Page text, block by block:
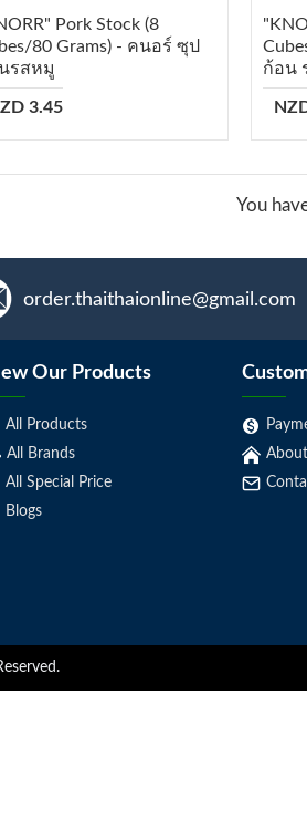
Pork Stock (8
80 Grams) - คนอร์ ซุป
รสหมู
3.45
ก้อน
You
order.thaithaionline@gmail.com
Our Products
All Products
All Brands
All Special Price
Blogs